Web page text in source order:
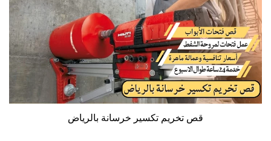
قص تخريم تكسير خرسانة بالرياض